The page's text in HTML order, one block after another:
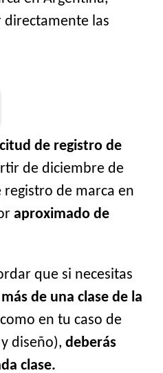
directamente las
de registro de
de diciembre de
de marca en
aproximado de
que si necesitas
de una clase de la
en tu caso de
diseño), deberás
clase.